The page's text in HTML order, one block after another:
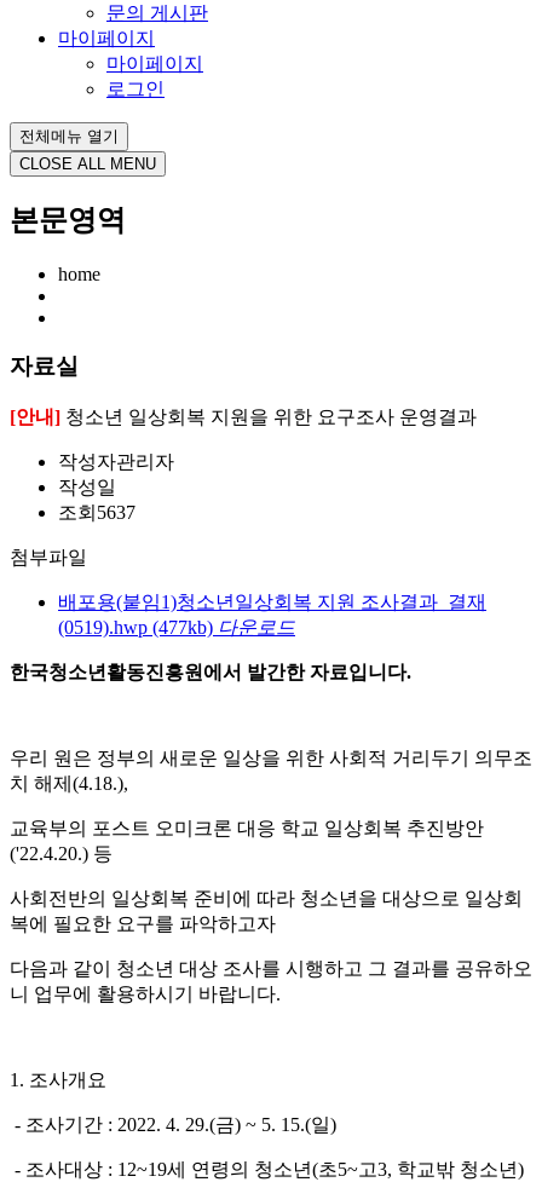
문의 게시판
마이페이지
마이페이지
로그인
전체메뉴 열기
CLOSE ALL MENU
본문영역
home
자료실
[안내] 청소년 일상회복 지원을 위한 요구조사 운영결과
작성자관리자
작성일
조회 5637
첨부파일
배포용(붙임1)청소년일상회복 지원 조사결과_결재
(0519).hwp (477kb) 다운로드
한국청소년활동진흥원에서 발간한 자료입니다.
우리 원은 정부의 새로운 일상을 위한 사회적 거리두기 의무조
치 해제(4.18.),
교육부의 포스트 오미크론 대응 학교 일상회복 추진방안
('22.4.20.) 등
사회전반의 일상회복 준비에 따라 청소년을 대상으로 일상회
복에 필요한 요구를 파악하고자
다음과 같이 청소년 대상 조사를 시행하고 그 결과를 공유하오
니 업무에 활용하시기 바랍니다.
1. 조사개요
- 조사기간 : 2022. 4. 29.(금) ~ 5. 15.(일)
- 조사대상 : 12~19세 연령의 청소년(초5~고3, 학교밖 청소년)